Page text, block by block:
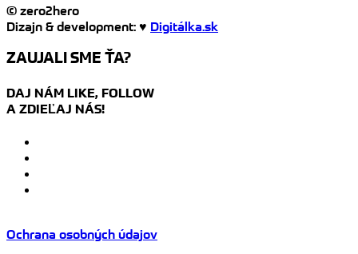
© zero2hero
Dizajn & development: ♥ Digitálka.sk
ZAUJALI SME ŤA?
DAJ NÁM LIKE, FOLLOW
A ZDIEĽAJ NÁS!
Ochrana osobných údajov